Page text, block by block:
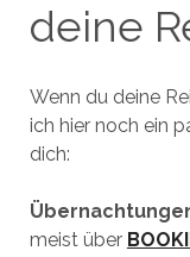
deine
Wenn du deine
ich hier noch ein
dich:
meist über